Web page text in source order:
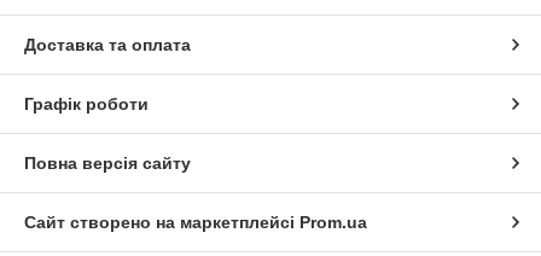
Доставка та оплата
Графік роботи
Повна версія сайту
Сайт створено на маркетплейсі Prom.ua